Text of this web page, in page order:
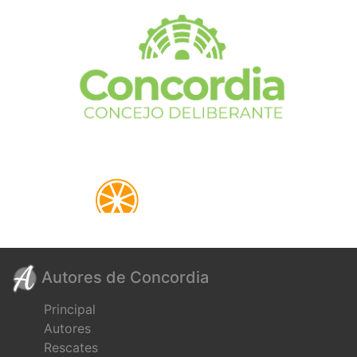
Autores de Concordia
Principal
Autores
Rescates